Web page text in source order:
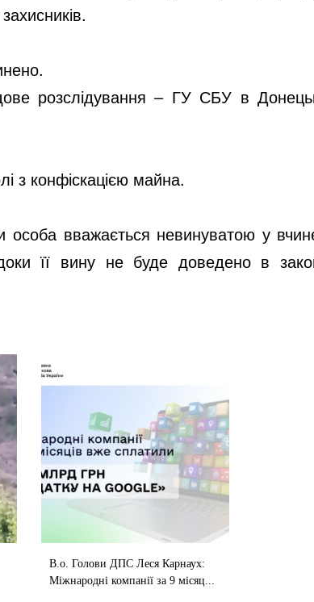
розслідування – ГУ СБУ в
з конфіскацією майна.
особа вважається невинуватою у
її вину не буде доведено в
В.о. Голови ДПС Леся Карнаух:
Міжнародні компанії за 9 місяц...